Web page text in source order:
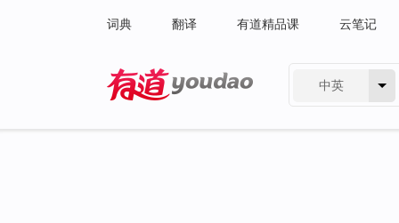
词典 翻译 有道精品课 云笔记
中英